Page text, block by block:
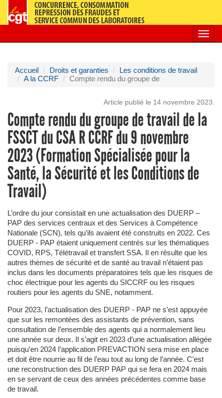
Accueil Droits et garanties
Les conditions de travail
A la CCRF
Compte rendu du groupe de
Article publié le 14 novembre 2023.
Compte rendu du groupe de travail de la
FSSCT du CSA R CCRF du 9 novembre
2023 (Formation Spécialisée pour la
Santé, la Sécurité et les Conditions de
Travail)
L’ordre du jour consistait en une actualisation des DUERP –
PAP des services centraux et des Services à Compétence
Nationale (SCN), tels qu’ils avaient été construits en 2022. Ces
DUERP - PAP étaient uniquement centrés sur les thématiques
COVID, RPS, Télétravail et transfert SSA. Il en résulte que les
autres thèmes de sécurité et de santé au travail n’étaient pas
inclus dans les documents préparatoires tels que les risques de
choc électrique pour les agents du SICCRF ou les risques
routiers pour les agents du SNE, notamment.
Pour 2023, l’actualisation des DUERP - PAP ne s’est appuyée
que sur les remontées des assistants de prévention, sans
consultation de l’ensemble des agents qui a normalement lieu
une année sur deux. Il s’agit en 2023 d’une actualisation allégée
puisqu’en 2024 l’application PREVACTION sera mise en place
et doit être nourrie au fil de l’eau tout au long de l’année. C’est
une reconstruction des DUERP PAP qui se fera en 2024 mais
en se servant de ceux des années précédentes comme base
de travail.